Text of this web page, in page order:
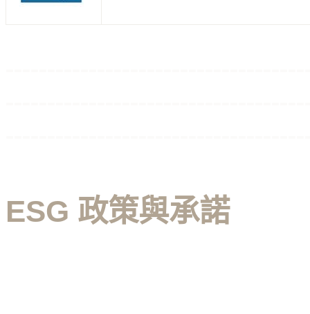
ESG 政策與承諾